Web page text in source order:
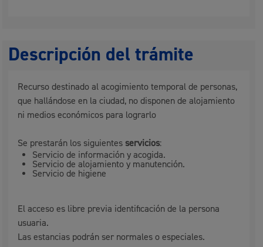
Descripción del trámite
Recurso destinado al acogimiento temporal de personas,
que hallándose en la ciudad, no disponen de alojamiento
ni medios económicos para lograrlo
Se prestarán los siguientes servicios:
Servicio de información y acogida.
Servicio de alojamiento y manutención.
Servicio de higiene
El acceso es libre previa identificación de la persona
usuaria.
Las estancias podrán ser normales o especiales.